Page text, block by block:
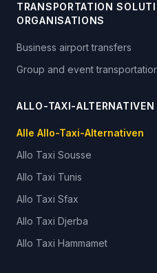
TRANSPORTATION
ORGANISATIONS
Business airport transfers
Group and event
ALLO-TAXI-ALTERNATIVEN
Alle Allo-Taxi-Alternativen
Allo Taxi Sousse
Allo Taxi Tunis
Allo Taxi Sfax
Allo Taxi Djerba
Allo Taxi Hammamet